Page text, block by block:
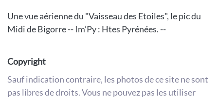
Une vue aérienne du "Vaisseau des Etoiles", le pic du
Midi de Bigorre -- Im’Py : Htes Pyrénées. --
Copyright
Sauf indication contraire, les photos de ce site ne sont
pas libres de droits. Vous ne pouvez pas les utiliser